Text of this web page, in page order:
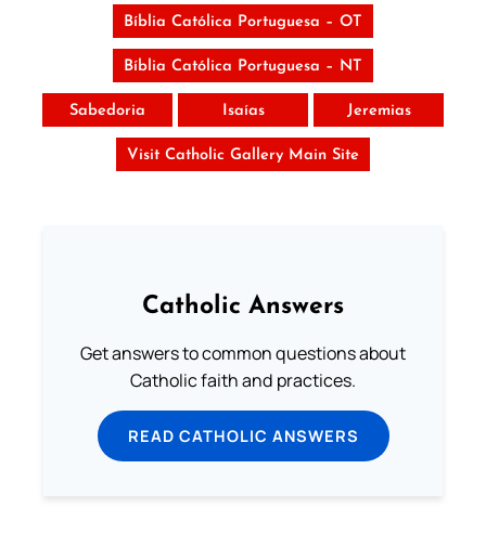
Bíblia Católica Portuguesa – OT
Bíblia Católica Portuguesa – NT
Sabedoria Isaías Jeremias
Visit Catholic Gallery Main Site
Catholic Answers
Get answers to common questions about
Catholic faith and practices.
READ CATHOLIC ANSWERS